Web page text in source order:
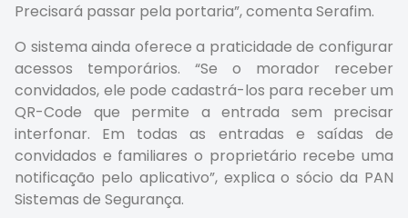
Precisará passar pela portaria”, comenta Serafim.
O sistema ainda oferece a praticidade de configurar
acessos temporários. “Se o morador receber
convidados, ele pode cadastrá-los para receber um
QR-Code que permite a entrada sem precisar
interfonar. Em todas as entradas e saídas de
convidados e familiares o proprietário recebe uma
notificação pelo aplicativo”, explica o sócio da PAN
Sistemas de Segurança.